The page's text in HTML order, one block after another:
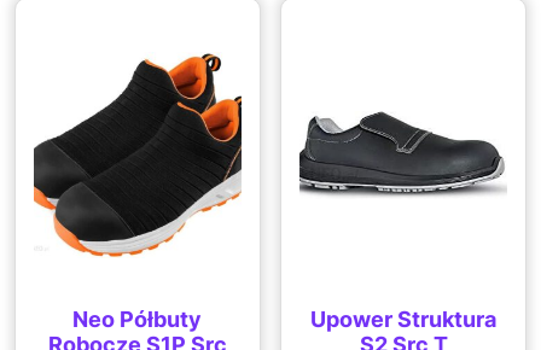
Neo Półbuty
Robocze S1P Src
Upower Struktura
S2 Src T